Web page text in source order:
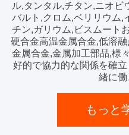
ル,タンタル,チタン,ニオビ
バルト,クロム,ベリリウム,
チン,ガリウム,ビスムート
硬合金高温金属合金,低溶
金属合金,金属加工部品,様
好的で協力的な関係を確
緒に働
もっと